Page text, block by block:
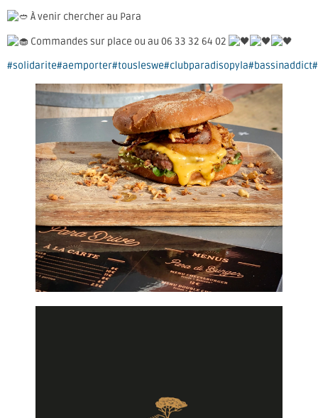
À venir chercher au Para
Commandes sur place ou au 06 33 32 64 02
#solidarite#aemporter#tousleswe#clubparadisopyla#bassinaddict